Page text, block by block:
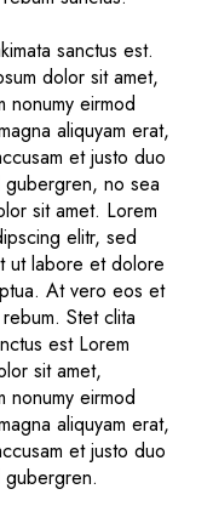
sanctus est.
dolor sit amet,
nonumy eirmod
aliquyam erat,
et justo duo
no sea
sit amet. Lorem
elitr, sed
ut labore et dolore
At vero eos et
Stet clita
est Lorem
sit amet,
nonumy eirmod
aliquyam erat,
et justo duo